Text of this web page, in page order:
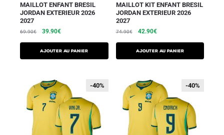
MAILLOT ENFANT BRESIL
JORDAN EXTERIEUR 2026
2027
69.90€ 39.90€
AJOUTER AU PANIER
MAILLOT KIT ENFANT BRESIL
JORDAN EXTERIEUR 2026
2027
74.90€ 42.90€
AJOUTER AU PANIER
-40%
-40% -40%
-40%